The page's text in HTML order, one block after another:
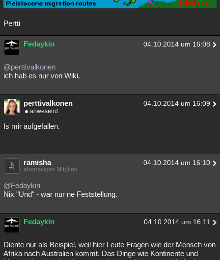
Pertti
Fedaykin 04.10.2014 um 16:08
@perttivalkonen
ich hab es nur von Wiki.
perttivalkonen 04.10.2014 um 16:09
anwesend
Is mir aufgefallen.
ramisha 04.10.2014 um 16:10
ehemaliges Mitglied
@Fedaykin
Nix "Und" - war nur ne Feststellung.
Fedaykin 04.10.2014 um 16:11
Diente nur als Beispiel, weil hier Leute Fragen wie der Mensch von
Afrika nach Australien kommt. Das Dinge wie Kontinente und